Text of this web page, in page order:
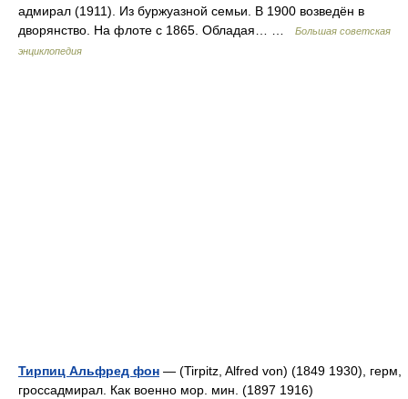
адмирал (1911). Из буржуазной семьи. В 1900 возведён в
дворянство. На флоте с 1865. Обладая… …
Большая советская
энциклопедия
Тирпиц Альфред фон — (Tirpitz, Alfred von) (1849 1930), герм,
гроссадмирал. Как военно мор. мин. (1897 1916)